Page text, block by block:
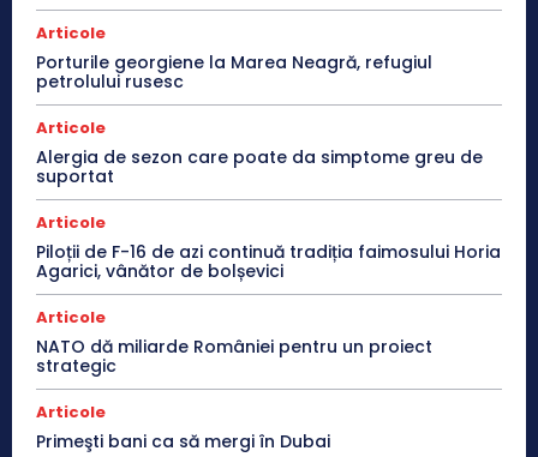
Articole
Porturile georgiene la Marea Neagră, refugiul
petrolului rusesc
Articole
Alergia de sezon care poate da simptome greu de
suportat
Articole
Piloții de F-16 de azi continuă tradiția faimosului Horia
Agarici, vânător de bolșevici
Articole
NATO dă miliarde României pentru un proiect
strategic
Articole
Primeşti bani ca să mergi în Dubai